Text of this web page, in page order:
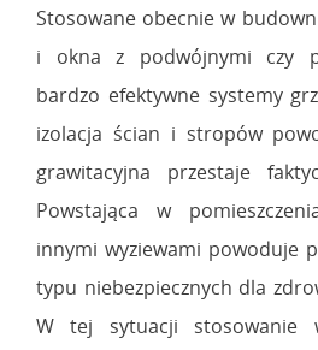
Stosowane obecnie w
i okna z podwójnymi czy
bardzo efektywne systemy
izolacja ścian i stropów
grawitacyjna przestaje
Powstająca w
innymi wyziewami powoduje
typu niebezpiecznych dla
W tej sytuacji stosowanie